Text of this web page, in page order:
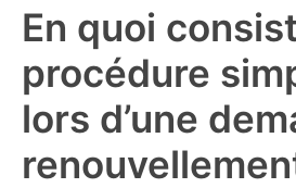
En quoi
procédure
lors d’une